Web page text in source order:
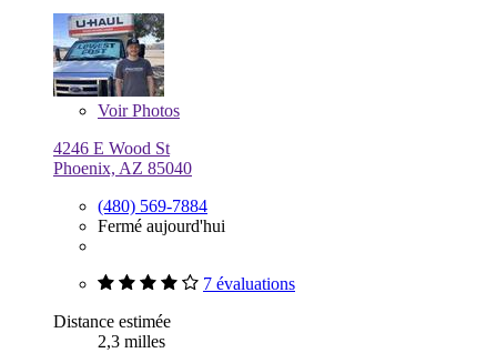
VoirPhotos
4246 E Wood St
Phoenix, AZ 85040
(480) 569-7884
Fermé aujourd'hui
7 évaluations
Distance estimée
2,3 milles